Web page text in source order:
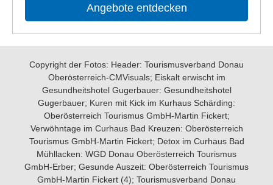
Angebote entdecken
Copyright der Fotos: Header: Tourismusverband Donau
Oberösterreich-CMVisuals; Eiskalt erwischt im
Gesundheitshotel Gugerbauer: Gesundheitshotel
Gugerbauer; Kuren mit Kick im Kurhaus Schärding:
Oberösterreich Tourismus GmbH-Martin Fickert;
Verwöhntage im Curhaus Bad Kreuzen: Oberösterreich
Tourismus GmbH-Martin Fickert; Detox im Curhaus Bad
Mühllacken: WGD Donau Oberösterreich Tourismus
GmbH-Erber; Gesunde Auszeit: Oberösterreich Tourismus
GmbH-Martin Fickert (4); Tourismusverband Donau